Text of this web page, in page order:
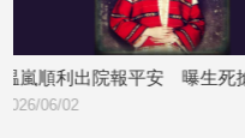
搶救過程
金秀賢憔悴現